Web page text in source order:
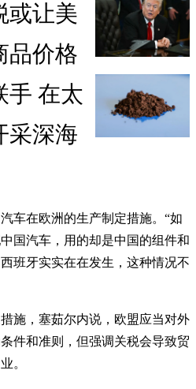
或让美
品价格
手 在太
采深海
车在欧洲的生产制定措施。“如
国汽车，用的却是中国的组件和
班牙实实在在发生，这种情况不
施，塞茹尔内说，欧盟应当对外
件和准则，但强调关税会导致贸
。